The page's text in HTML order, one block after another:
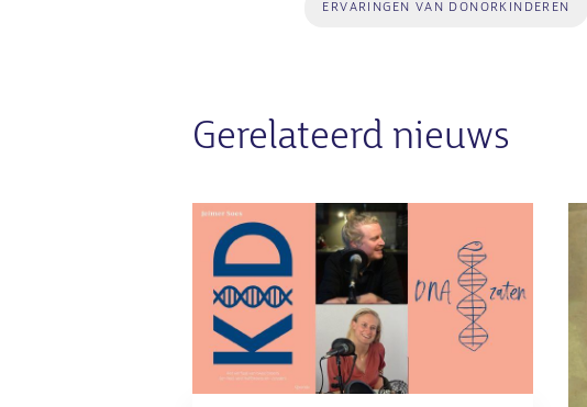
ERVARINGEN VAN DONORKINDEREN
Gerelateerd nieuws
Afbeelding